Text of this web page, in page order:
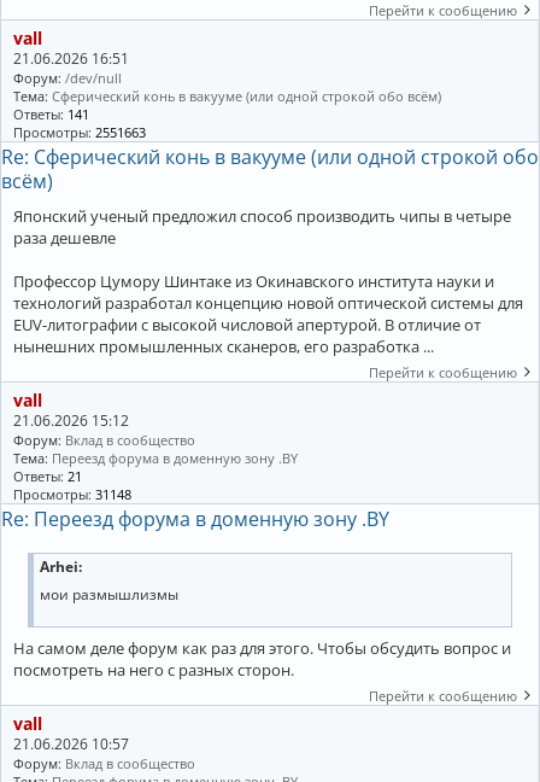
Перейти к сообщению
vall
21.06.2026 16:51
Форум: /dev/null
Тема: Сферический конь в вакууме (или одной строкой обо всём)
Ответы: 141
Просмотры: 2551663
Re: Сферический конь в вакууме (или одной строкой обо
всём)
Японский ученый предложил способ производить чипы в четыре
раза дешевле
Профессор Цумору Шинтаке из Окинавского института науки и
технологий разработал концепцию новой оптической системы для
EUV-литографии с высокой числовой апертурой. В отличие от
нынешних промышленных сканеров, его разработка ...
Перейти к сообщению
vall
21.06.2026 15:12
Форум: Вклад в сообщество
Тема: Переезд форума в доменную зону .BY
Ответы: 21
Просмотры: 31148
Re: Переезд форума в доменную зону .BY
Arhei:
мои размышлизмы
На самом деле форум как раз для этого. Чтобы обсудить вопрос и
посмотреть на него с разных сторон.
Перейти к сообщению
vall
21.06.2026 10:57
Форум: Вклад в сообщество